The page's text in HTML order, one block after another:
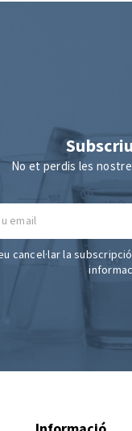
No et perdis les
cancel·lar la